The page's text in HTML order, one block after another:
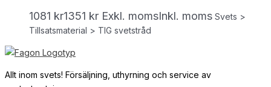
1081 kr1351 kr Exkl. momsInkl. moms Svets >
Tillsatsmaterial > TIG svetstråd
Allt inom svets! Försäljning, uthyrning och service av